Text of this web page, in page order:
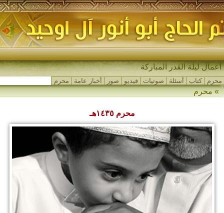
-
محرم كتاب أسئلة صوتيات فيديو صور أخبار عامة محرم
»محرم
محرم ١٤٣٥هـ